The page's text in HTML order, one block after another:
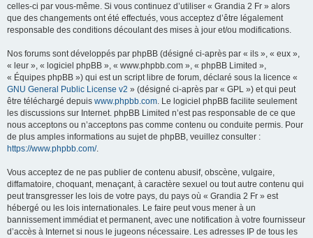
celles-ci par vous-même. Si vous continuez d’utiliser « Grandia 2 Fr » alors
que des changements ont été effectués, vous acceptez d’être légalement
responsable des conditions découlant des mises à jour et/ou modifications.
Nos forums sont développés par phpBB (désigné ci-après par « ils », « eux »,
« leur », « logiciel phpBB », « www.phpbb.com », « phpBB Limited »,
« Équipes phpBB ») qui est un script libre de forum, déclaré sous la licence «
GNU General Public License v2 » (désigné ci-après par « GPL ») et qui peut
être téléchargé depuis www.phpbb.com. Le logiciel phpBB facilite seulement
les discussions sur Internet. phpBB Limited n’est pas responsable de ce que
nous acceptons ou n’acceptons pas comme contenu ou conduite permis. Pour
de plus amples informations au sujet de phpBB, veuillez consulter :
https://www.phpbb.com/.
Vous acceptez de ne pas publier de contenu abusif, obscène, vulgaire,
diffamatoire, choquant, menaçant, à caractère sexuel ou tout autre contenu qui
peut transgresser les lois de votre pays, du pays où « Grandia 2 Fr » est
hébergé ou les lois internationales. Le faire peut vous mener à un
bannissement immédiat et permanent, avec une notification à votre fournisseur
d’accès à Internet si nous le jugeons nécessaire. Les adresses IP de tous les